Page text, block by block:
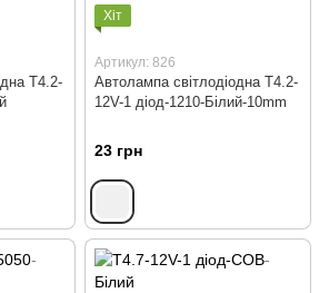
T4.2-
Хіт
Артикул: 826
Автолампа світлодіодна T4.2-
12V-1 діод-1210-Білий-10mm
23 грн